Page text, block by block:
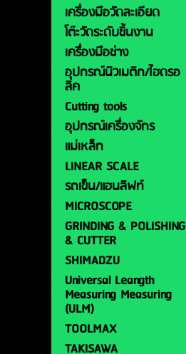
เครื่องมือวัดละเอียด
โต๊ะวัดระดับชิ้นงาน
เครื่องมือช่าง
อุปกรณ์นิวเมติก/ไฮดรอ
ลิค
Cutting tools
อุปกรณ์เครื่องจักร
แม่เหล็ก
LINEAR SCALE
รถเข็น/แฮนลิฟท์
MICROSCOPE
GRINDING & POLISHING
& CUTTER
SHIMADZU
Universal Leangth
Measuring Measuring
(ULM)
TOOLMAX
TAKISAWA